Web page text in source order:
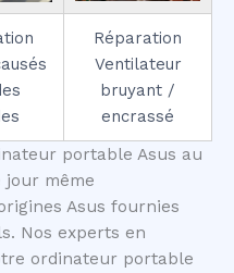
Réparation
Ventilateur
bruyant /
encrassé
portable Asus au
même
Asus fournies
Nos experts en
ordinateur portable